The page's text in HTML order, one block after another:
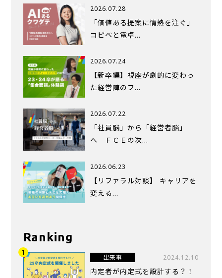
2026.07.28
「価値ある提案に情熱を注ぐ」
コピペと電卓…
2026.07.24
【新卒編】視座が劇的に変わっ
た経営陣のフ…
2026.07.22
「社員脳」から「経営者脳」
へ ＦＣＥの次…
2026.06.23
【リファラル対談】 キャリアを
変える…
Ranking
出来事 2024.12.10
内定者が内定式を設計する？！